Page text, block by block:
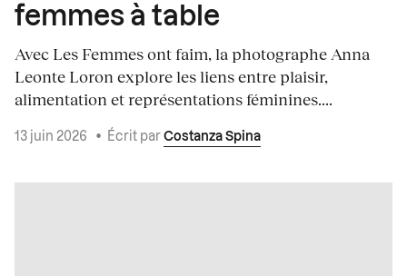
femmes à table
Avec Les Femmes ont faim, la photographe Anna
Leonte Loron explore les liens entre plaisir,
alimentation et représentations féminines....
13 juin 2026 • Écrit par Costanza Spina